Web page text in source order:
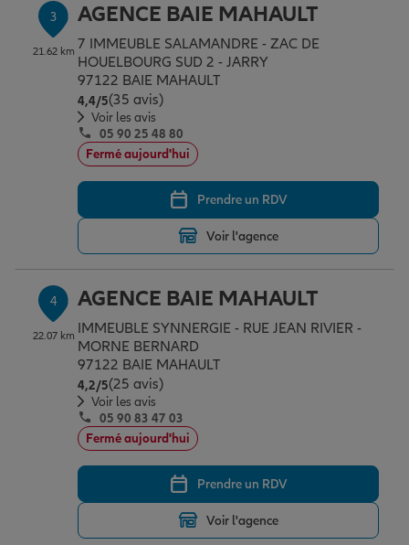
Assurance scolaire
Protection juridique
Retraite
Tous nos devis d'assurance
3
21.62 km
AGENCE BAIE MAHAULT
7 IMMEUBLE SALAMANDRE - ZAC DE
HOUELBOURG SUD 2 - JARRY
97122 BAIE MAHAULT
4,4/5Note de 4.4 sur 5
(35 avis)
Voir les avis
05 90 25 48 80
Fermé aujourd'hui
Prendre un RDV
Voir l'agence
4
22.07 km
AGENCE BAIE MAHAULT
IMMEUBLE SYNNERGIE - RUE JEAN RIVIER -
MORNE BERNARD
97122 BAIE MAHAULT
4,2/5Note de 4.2 sur 5
(25 avis)
Voir les avis
05 90 83 47 03
Fermé aujourd'hui
Prendre un RDV
Voir l'agence